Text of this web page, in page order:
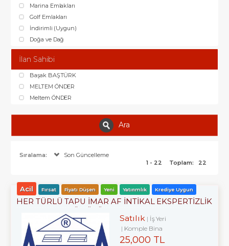
Marina Emlakları
Golf Emlakları
İndirimli (Uygun)
Doğa ve Dağ
İlan Sahibi
Başak BAŞTÜRK
MELTEM ÖNDER
Meltem ÖNDER
Ara
Sıralama:
Son Güncelleme
1 - 22
Toplam: 22
Acil Fırsat Fiyatı Düşen Yeni Yatırımlık Krediye Uygun
HER TÜRLÜ TAPU İMAR AF İNTİKAL EKSPERTİZLİK
HİZMETLERİ- ALIM . SATIM. KİRALAMA DA 34
YILLIK TECRÜBE.
Satılık
İş Yeri
Komple Bina
25,000 TL